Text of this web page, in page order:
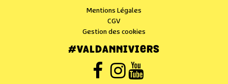
Mentions Légales
CGV
Gestion des cookies
#VALDANNIVIERS